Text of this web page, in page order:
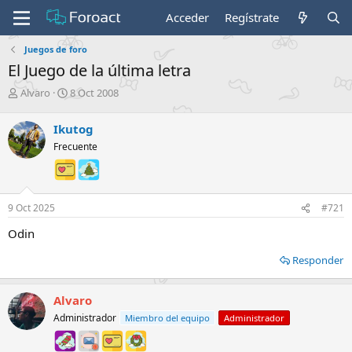
Acceder Regístrate
Juegos de foro
El Juego de la última letra
I
i
c
i
a
o
r
d
e
e
m
a
Alvaro
F
h
a
d
e
i
i
8 Oct 2008
Ikutog
Frecuente
9 Oct 2025 #721
Odin
Responder
Alvaro
Administrador Miembro del equipo Administrador